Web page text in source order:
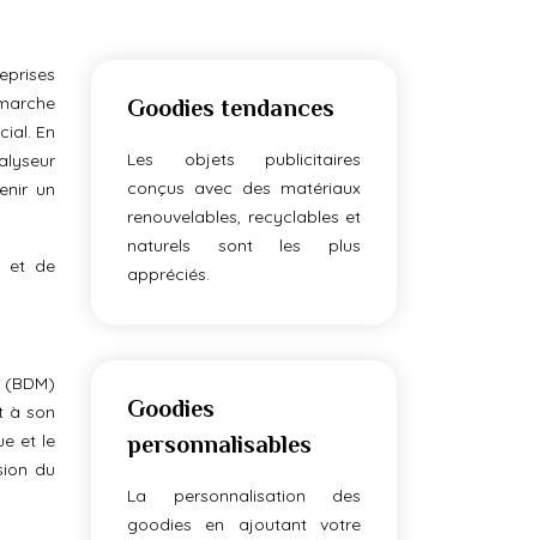
En
un
et de
à son
et le
du
Goodies tendances
Les objets publicitaires
conçus avec des matériaux
renouvelables, recyclables et
naturels sont les plus
appréciés.
Goodies
personnalisables
La personnalisation des
goodies en ajoutant votre